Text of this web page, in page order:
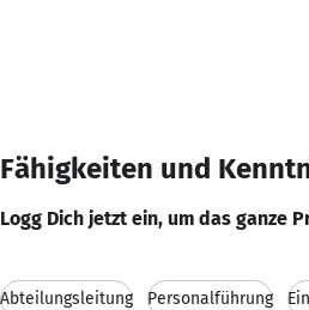
Fähigkeiten und
Logg Dich jetzt ein, um das ganze
Abteilungsleitung Personalführung